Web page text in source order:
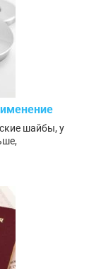
шайбы, у